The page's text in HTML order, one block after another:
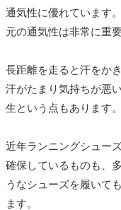
通気性に優れています
元の通気性は非常に重要
長距離を走ると汗をか
汗がたまり気持ちが悪
生という点もあります。
近年ランニングシュー
確保しているものも、
うなシューズを履いて
ます。